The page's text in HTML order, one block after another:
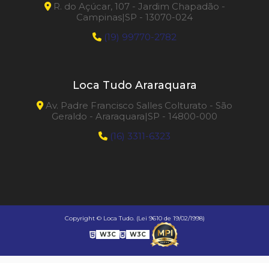
R. do Açúcar, 107 - Jardim Chapadão -
Campinas|SP - 13070-024
(19) 99770-2782
Loca Tudo Araraquara
Av. Padre Francisco Salles Colturato - São
Geraldo - Araraquara|SP - 14800-000
(16) 3311-6323
Copyright © Loca Tudo. (Lei 9610 de 19/02/1998)
W3C W3C